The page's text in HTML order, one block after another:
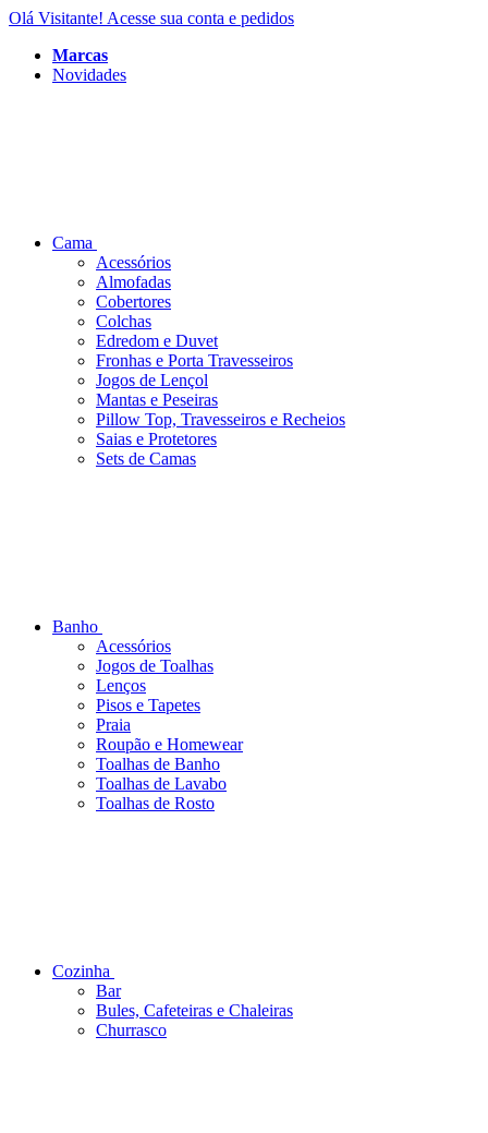
Olá Visitante! Acesse sua conta e pedidos
Marcas
Novidades
Cama
Acessórios
Almofadas
Cobertores
Colchas
Edredom e Duvet
Fronhas e Porta Travesseiros
Jogos de Lençol
Mantas e Peseiras
Pillow Top, Travesseiros e Recheios
Saias e Protetores
Sets de Camas
Banho
Acessórios
Jogos de Toalhas
Lenços
Pisos e Tapetes
Praia
Roupão e Homewear
Toalhas de Banho
Toalhas de Lavabo
Toalhas de Rosto
Cozinha
Bar
Bules, Cafeteiras e Chaleiras
Churrasco